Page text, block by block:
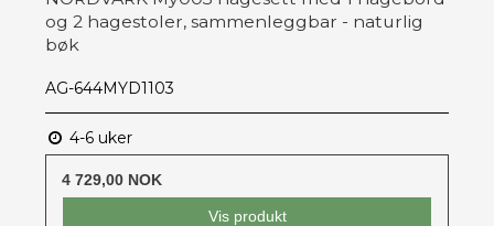
og 2 hagestoler, sammenleggbar - naturlig
bøk
AG-644MYD1103
4-6 uker
4 729,00 NOK
Vis produkt